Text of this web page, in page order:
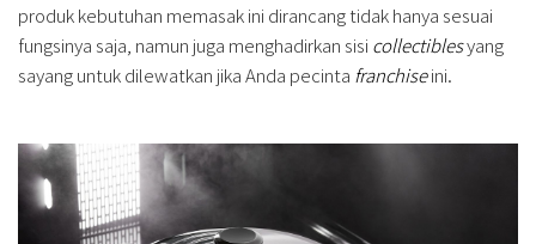
produk kebutuhan memasak ini dirancang tidak hanya sesuai
fungsinya saja, namun juga menghadirkan sisi collectiblesyang
sayang untuk dilewatkan jika Anda pecinta franchiseini.